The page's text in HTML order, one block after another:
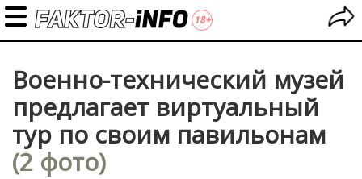
Военно-технический музей
предлагает виртуальный
тур по своим павильонам
(2 фото)